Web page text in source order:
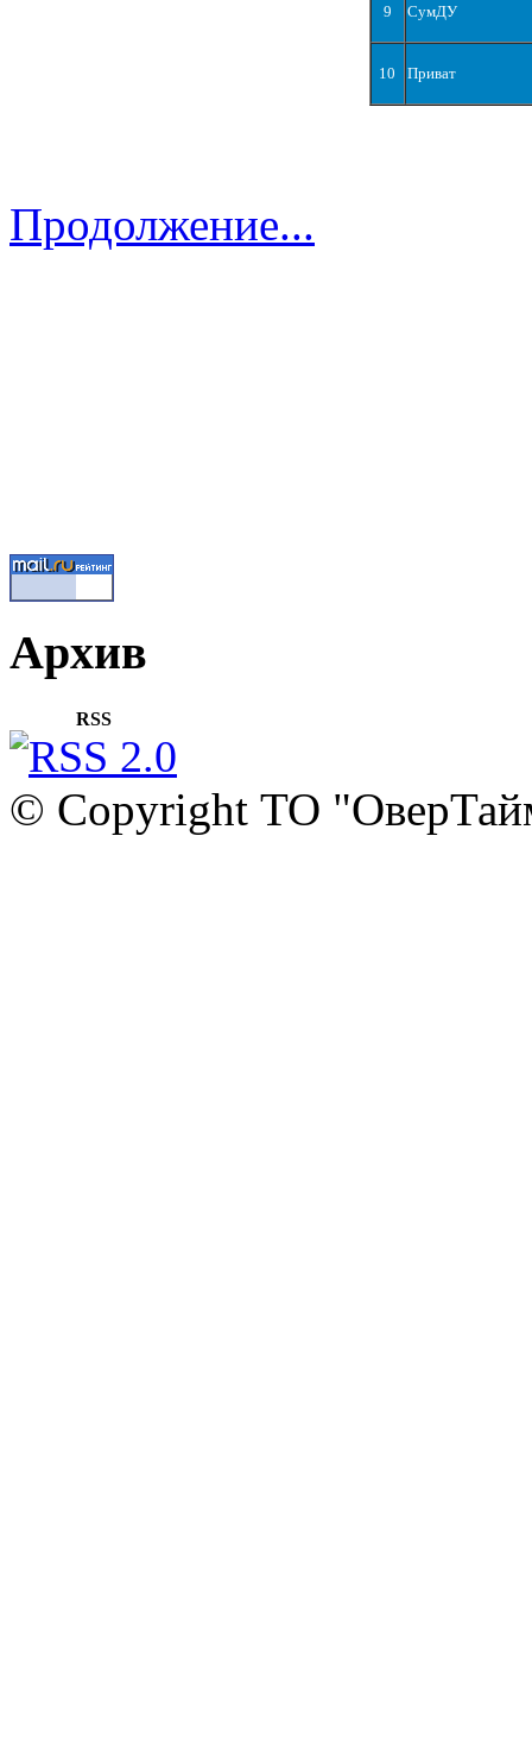
9 СумДУ
10 Приват
Продолжение...
Архив
RSS
© Copyright ТО